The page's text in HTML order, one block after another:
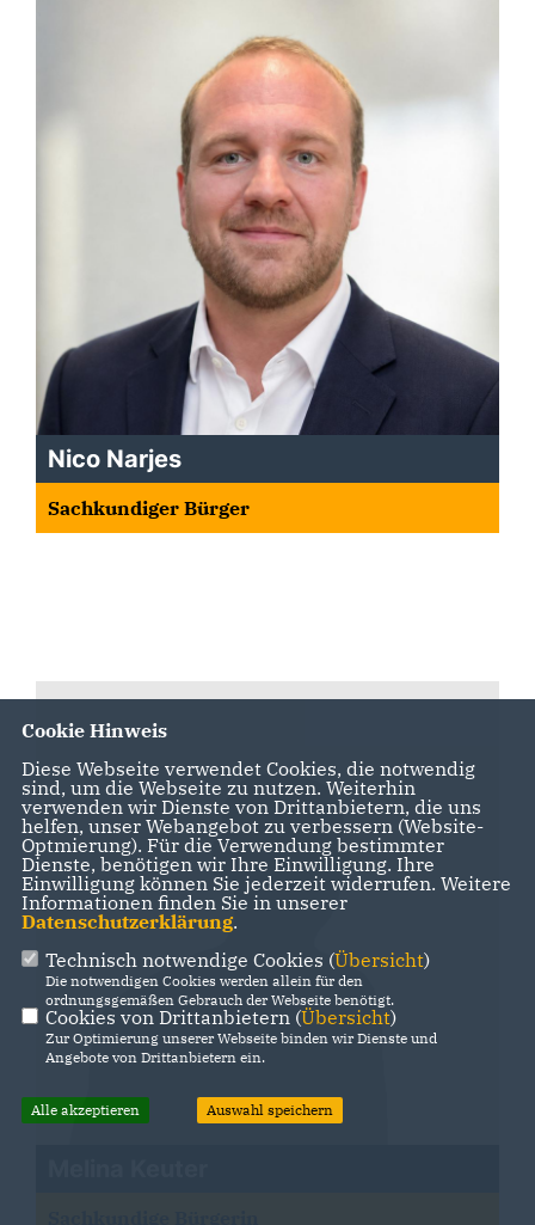
Nico Narjes
Sachkundiger Bürger
Cookie Hinweis
Diese Webseite verwendet Cookies, die notwendig
sind, um die Webseite zu nutzen. Weiterhin
verwenden wir Dienste von Drittanbietern, die uns
helfen, unser Webangebot zu verbessern (Website-
Optmierung). Für die Verwendung bestimmter
Dienste, benötigen wir Ihre Einwilligung. Ihre
Einwilligung können Sie jederzeit widerrufen. Weitere
Informationen finden Sie in unserer
Datenschutzerklärung.
Technisch notwendige Cookies (Übersicht)
Die notwendigen Cookies werden allein für den
ordnungsgemäßen Gebrauch der Webseite benötigt.
Cookies von Drittanbietern (Übersicht)
Zur Optimierung unserer Webseite binden wir Dienste und
Angebote von Drittanbietern ein.
Alle akzeptieren Auswahl speichern